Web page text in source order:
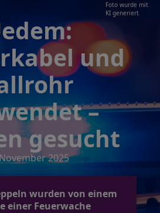
Foto wurde mit
KI generiert
und
–
gesucht
2025
wurden von einem
einer Feuerwache